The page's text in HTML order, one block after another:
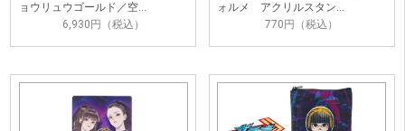
ョウリュウゴールド／空…
6,930円（税込）
ォルメ アクリルスタン…
770円（税込）